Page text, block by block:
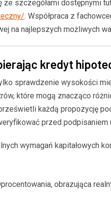
szczegółami dostępnymi
. Współpraca z
na najlepszych możliwych
kredyt
sprawdzenie wysokości
które mogą znacząco
każdą propozycję
przed podpisaniem
wymagań kapitałowych
obrazująca
Nowe spojrzenie na
płytki podłogowe